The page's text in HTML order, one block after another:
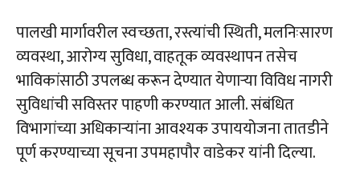
पालखी मार्गावरील स्वच्छता, रस्त्यांची स्थिती, मलनिःसारण
व्यवस्था, आरोग्य सुविधा, वाहतूक व्यवस्थापन तसेच
भाविकांसाठी उपलब्ध करून देण्यात येणाऱ्या विविध नागरी
सुविधांची सविस्तर पाहणी करण्यात आली. संबंधित
विभागांच्या अधिकाऱ्यांना आवश्यक उपाययोजना तातडीने
पूर्ण करण्याच्या सूचना उपमहापौर वाडेकर यांनी दिल्या.